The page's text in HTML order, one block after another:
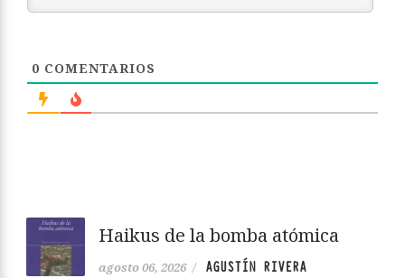
0 COMENTARIOS
Haikus de la bomba atómica
agosto 06, 2026 / AGUSTÍN RIVERA